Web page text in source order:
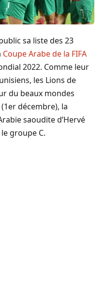
sa liste des 23
Coupe Arabe de la FIFA
2022. Comme leur
les Lions de
du beaux mondes
décembre), la
saoudite d’Hervé
groupe C.